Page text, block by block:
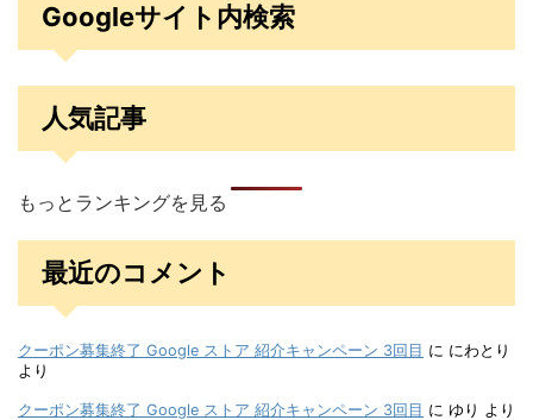
Googleサイト内検索
人気記事
もっとランキングを見る
最近のコメント
クーポン募集終了 Google ストア 紹介キャンペーン 3回目 に にわとり
より
クーポン募集終了 Google ストア 紹介キャンペーン 3回目 に ゆり より